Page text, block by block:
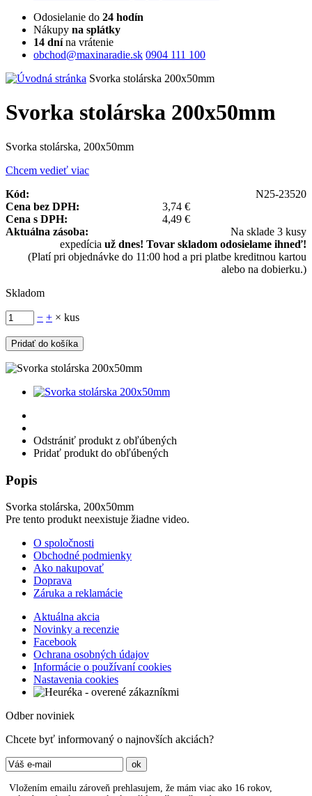
Odosielanie do 24 hodín
Nákupy na splátky
14 dnína vrátenie
obchod@maxinaradie.sk 0904 111 100
Svorka stolárska 200x50mm
Svorka stolárska 200x50mm
Svorka stolárska, 200x50mm
Chcem vedieť viac
Kód:
N25-23520
Cena bez DPH:
3,74 €
Cena s DPH:
4,49 €
Aktuálna zásoba:
Na sklade 3 kusy
expedícia už dnes! Tovar skladom odosielame ihneď!
(Platí pri objednávke do 11:00 hod a pri platbe kreditnou kartou
alebo na dobierku.)
Skladom
− + × kus
Odstrániť produkt z obľúbených
Pridať produkt do obľúbených
Popis
Svorka stolárska, 200x50mm
Pre tento produkt neexistuje žiadne video.
O spoločnosti
Obchodné podmienky
Ako nakupovať
Doprava
Záruka a reklamácie
Aktuálna akcia
Novinky a recenzie
Facebook
Ochrana osobných údajov
Informácie o používaní cookies
Nastavenia cookies
Odber noviniek
Chcete byť informovaný o najnovších akciách?
Vložením emailu zároveň prehlasujem, že mám viac ako 16 rokov,